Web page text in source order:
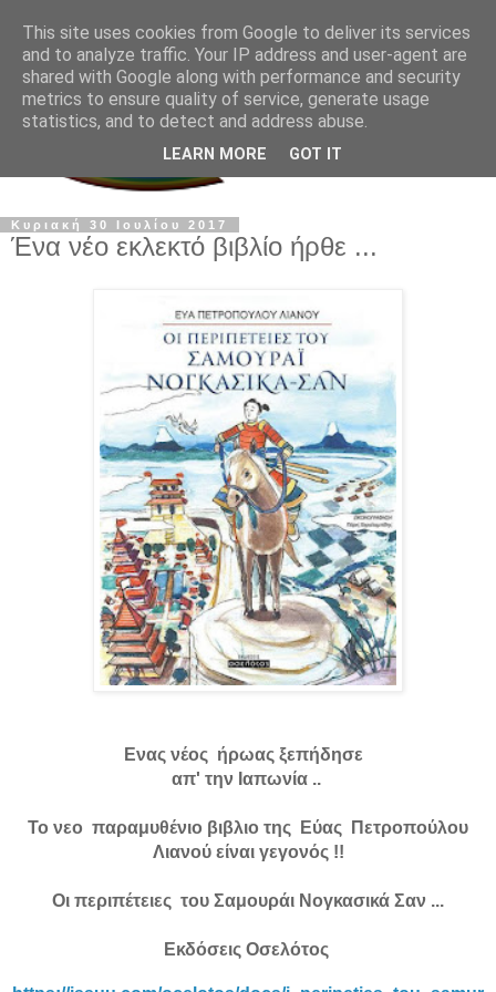
Κυριακή 30 Ιουλίου 2017
Ένα νέο εκλεκτό βιβλίο ήρθε ...
Ενας νέος ήρωας ξεπήδησε
απ' την Ιαπωνία ..
Το νεο παραμυθένιο βιβλιο της Εύας Πετροπούλου
Λιανού είναι γεγονός !!
Οι περιπέτειες του Σαμουράι Νογκασικά Σαν ...
Εκδόσεις Οσελότος
This site uses cookies from Google to deliver its services
and to analyze traffic. Your IP address and user-agent are
shared with Google along with performance and security
metrics to ensure quality of service, generate usage
statistics, and to detect and address abuse.
LEARN MORE GOT IT